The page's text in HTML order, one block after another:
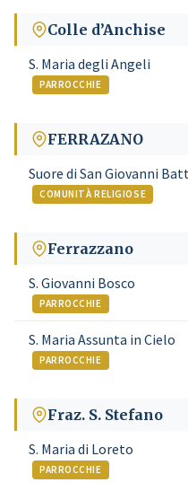
Colle d’Anchise
S. Maria degli Angeli
PARROCCHIE
FERRAZANO
Suore di San Giovanni
COMUNITÀ RELIGIOSE
Ferrazzano
S. Giovanni Bosco
PARROCCHIE
S. Maria Assunta in Cielo
PARROCCHIE
Fraz. S. Stefano
S. Maria di Loreto
PARROCCHIE